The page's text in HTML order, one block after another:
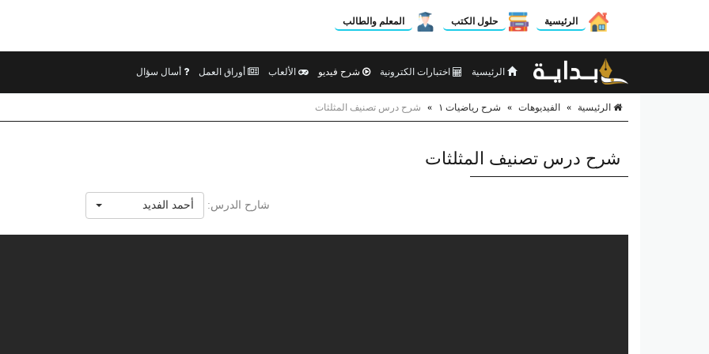
الرئيسية حلول الكتب المعلم والطالب
الرئيسية اختبارات الكترونية شرح فيديو الألعاب أوراق العمل أسال سؤال
الرئيسية » الفيديوهات » شرح رياضيات ١ » شرح درس تصنيف المثلثات
شرح درس تصنيف المثلثات
شارح الدرس: أحمد الفديد